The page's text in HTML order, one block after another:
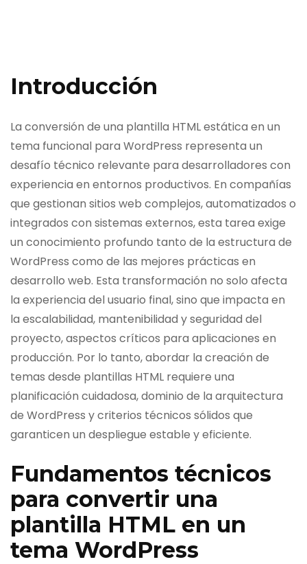
Introducción
La conversión de una plantilla HTML estática en un
tema funcional para WordPress representa un
desafío técnico relevante para desarrolladores con
experiencia en entornos productivos. En compañías
que gestionan sitios web complejos, automatizados o
integrados con sistemas externos, esta tarea exige
un conocimiento profundo tanto de la estructura de
WordPress como de las mejores prácticas en
desarrollo web. Esta transformación no solo afecta
la experiencia del usuario final, sino que impacta en
la escalabilidad, mantenibilidad y seguridad del
proyecto, aspectos críticos para aplicaciones en
producción. Por lo tanto, abordar la creación de
temas desde plantillas HTML requiere una
planificación cuidadosa, dominio de la arquitectura
de WordPress y criterios técnicos sólidos que
garanticen un despliegue estable y eficiente.
Fundamentos técnicos
para convertir una
plantilla HTML en un
tema WordPress